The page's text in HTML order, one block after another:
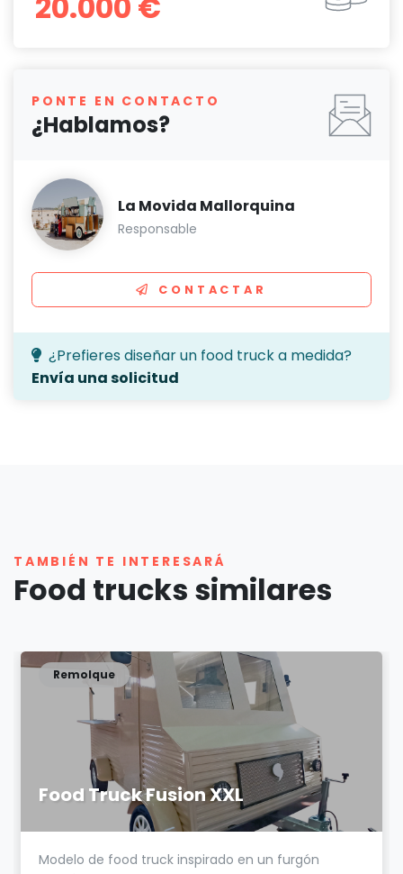
PONTE EN CONTACTO
¿Hablamos?
La Movida Mallorquina
Responsable
CONTACTAR
¿Prefieres diseñar un food truck a medida?
Envía una solicitud
TAMBIÉN TE INTERESARÁ
Food trucks similares
Food Truck Fusion XXL
Remolque
Modelo de food truck inspirado en un furgón